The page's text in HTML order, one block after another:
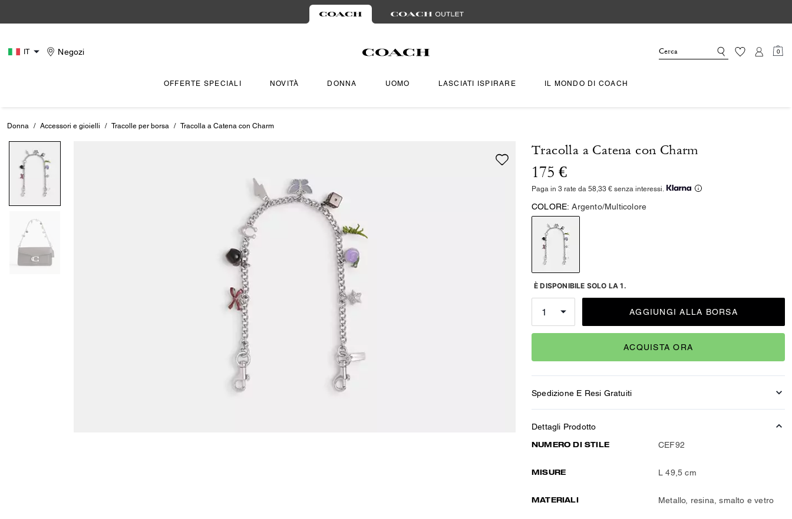
IT Negozi 0
OFFERTE SPECIALI NOVITÀ DONNA UOMO LASCIATI ISPIRARE IL MONDO DI COACH
Donna / Accessori e gioielli / Tracolle per borsa / Tracolla a Catena con Charm
Tracolla a Catena con Charm
175 €
Paga in 3 rate da 58,33 € senza interessi.
COLORE: Argento/Multicolore
È DISPONIBILE SOLO LA 1.
AGGIUNGI ALLA BORSA
ACQUISTA ORA
Spedizione E Resi Gratuiti
Dettagli Prodotto
NUMERO DI STILE
CEF92
MISURE L 49,5 cm
MATERIALI Metallo, resina, smalto e vetro